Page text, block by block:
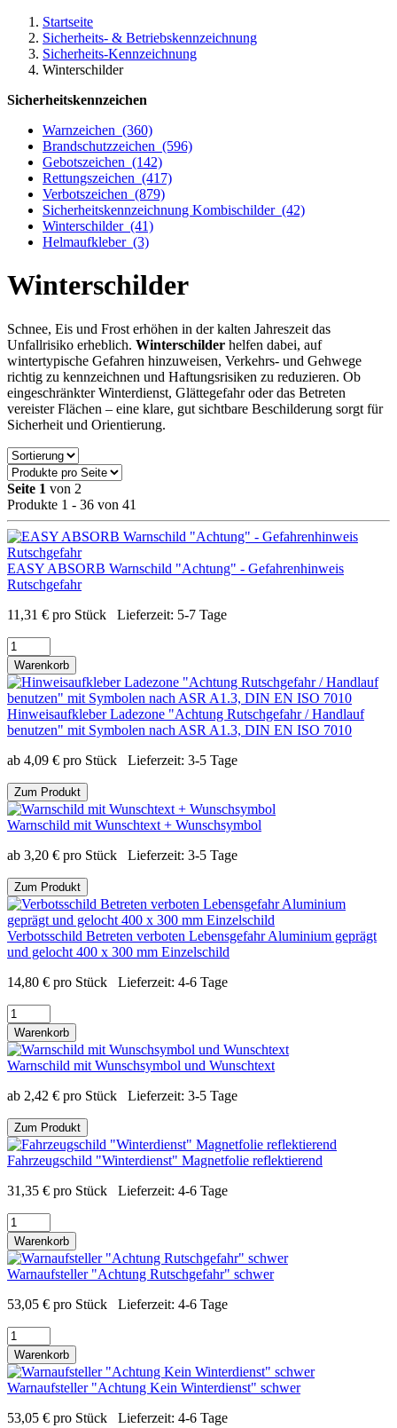
Startseite
Sicherheits- & Betriebskennzeichnung
Sicherheits-Kennzeichnung
Winterschilder
Sicherheitskennzeichen
Warnzeichen (360)
Brandschutzzeichen (596)
Gebotszeichen (142)
Rettungszeichen (417)
Verbotszeichen (879)
Sicherheitskennzeichnung Kombischilder (42)
Winterschilder (41)
Helmaufkleber (3)
Winterschilder
Schnee, Eis und Frost erhöhen in der kalten Jahreszeit das
Unfallrisiko erheblich. Winterschilder helfen dabei, auf
wintertypische Gefahren hinzuweisen, Verkehrs- und Gehwege
richtig zu kennzeichnen und Haftungsrisiken zu reduzieren. Ob
eingeschränkter Winterdienst, Glättegefahr oder das Betreten
vereister Flächen – eine klare, gut sichtbare Beschilderung sorgt für
Sicherheit und Orientierung.
Seite 1 von 2
Produkte 1 - 36 von 41
EASY ABSORB Warnschild "Achtung" - Gefahrenhinweis
Rutschgefahr
11,31 € pro Stück Lieferzeit: 5-7 Tage
Warenkorb
Hinweisaufkleber Ladezone "Achtung Rutschgefahr / Handlauf
benutzen" mit Symbolen nach ASR A1.3, DIN EN ISO 7010
ab 4,09 € pro Stück Lieferzeit: 3-5 Tage
Zum Produkt
Warnschild mit Wunschtext + Wunschsymbol
ab 3,20 € pro Stück Lieferzeit: 3-5 Tage
Zum Produkt
Verbotsschild Betreten verboten Lebensgefahr Aluminium geprägt
und gelocht 400 x 300 mm Einzelschild
14,80 € pro Stück Lieferzeit: 4-6 Tage
Warenkorb
Warnschild mit Wunschsymbol und Wunschtext
ab 2,42 € pro Stück Lieferzeit: 3-5 Tage
Zum Produkt
Fahrzeugschild "Winterdienst" Magnetfolie reflektierend
31,35 € pro Stück Lieferzeit: 4-6 Tage
Warenkorb
Warnaufsteller "Achtung Rutschgefahr" schwer
53,05 € pro Stück Lieferzeit: 4-6 Tage
Warenkorb
Warnaufsteller "Achtung Kein Winterdienst" schwer
53,05 € pro Stück Lieferzeit: 4-6 Tage